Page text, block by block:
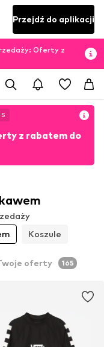
Przejdź do aplikacji
Oferty z
S
z rabatem do
Koszule
oferty 165